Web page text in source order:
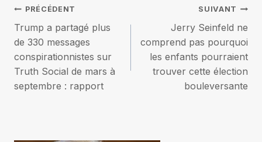
Navigation
de
l’article
PRÉCÉDENT
Trump a partagé plus
de 330 messages
conspirationnistes sur
Truth Social de mars à
septembre : rapport
SUIVANT
Jerry Seinfeld ne
comprend pas pourquoi
les enfants pourraient
trouver cette élection
bouleversante